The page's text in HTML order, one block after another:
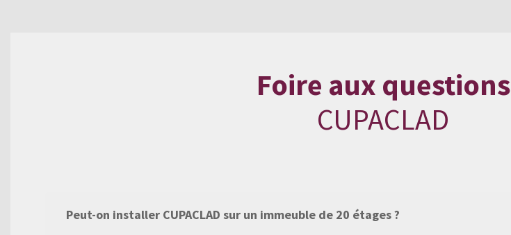
Foire aux questions
CUPACLAD
Peut-on installer CUPACLAD sur un immeuble de 20 étages ?